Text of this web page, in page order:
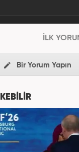
İLK
Bir Yorum Yapın